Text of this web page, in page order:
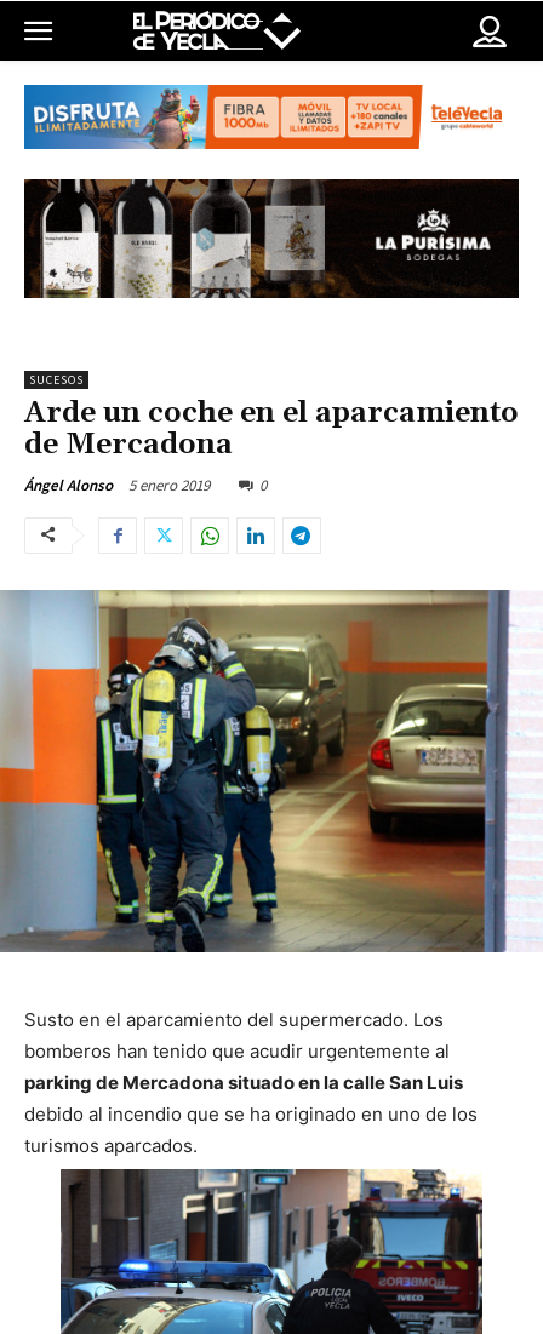
SUCESOS
Arde un coche en el aparcamiento
de Mercadona
Ángel Alonso 5 enero 2019 0
Susto en el aparcamiento del supermercado. Los
bomberos han tenido que acudir urgentemente al
parking de Mercadona situado en la calle San Luis
debido al incendio que se ha originado en uno de los
turismos aparcados.